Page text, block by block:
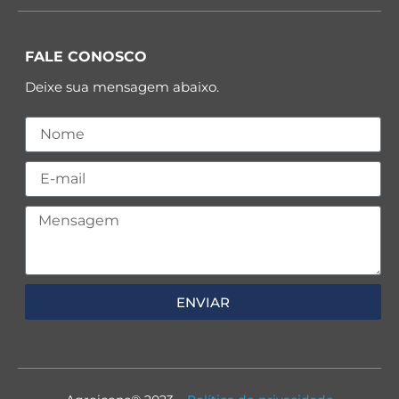
FALE CONOSCO
Deixe sua mensagem abaixo.
ENVIAR